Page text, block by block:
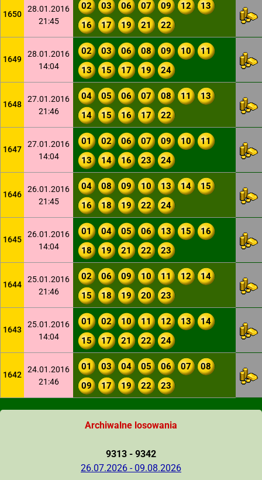
1650
28.01.2016
21:45
02 03 06 07 09 12
13
16
17 19 21 22
1649
28.01.2016
14:04
02 03 06 08 09 10
11
13
15 17 19 24
1648
27.01.2016
21:46
04 05 06 07 08 11
13
14
15 16 17 22
1647
27.01.2016
14:04
01 02 06 07 09 10
11
13
14 16 23 24
1646
26.01.2016
21:45
04 08 09 10 13 14
15
16
18 19 22 24
1645
26.01.2016
14:04
01 04 05 06 13 15
16
18
19 21 22 23
1644
25.01.2016
21:46
02 06 09 10 11 12
14
15
18 19 20 23
1643
25.01.2016
14:04
01 02 10 11 12 13
14
15
17 21 22 24
1642
24.01.2016
21:46
01 03 04 05 06 07
08
09
17 19 22 23
Archiwalne losowania
9313 - 9342
26.07.2026 - 09.08.2026